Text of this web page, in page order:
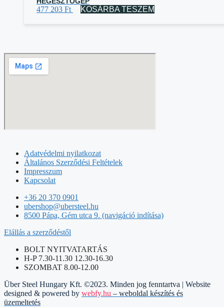
477 203 Ft KOSÁRBA TESZEM
Adatvédelmi nyilatkozat
Általános Szerződési Feltételek
Impresszum
Kapcsolat
+36 20 370 0901
ubershop@ubersteel.hu
8500 Pápa, Gém utca 9. (navigáció indítása)
Elállás a szerződéstől
BOLT NYITVATARTÁS
H-P 7.30-11.30 12.30-16.30
SZOMBAT 8.00-12.00
Über Steel Hungary Kft. ©2023. Minden jog fenntartva | Website
designed & powered by webfy.hu – weboldal készítés és
üzemeltetés